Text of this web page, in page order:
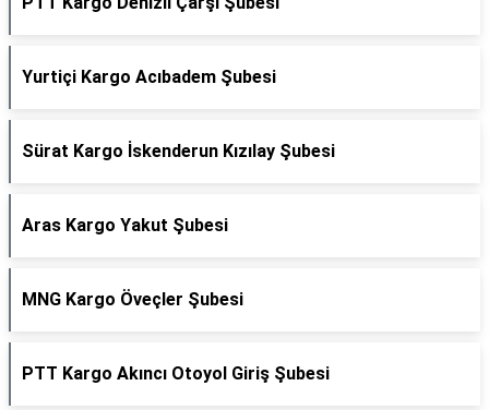
Yurtiçi Kargo Acıbadem Şubesi
Sürat Kargo İskenderun Kızılay Şubesi
Aras Kargo Yakut Şubesi
MNG Kargo Öveçler Şubesi
PTT Kargo Akıncı Otoyol Giriş Şubesi